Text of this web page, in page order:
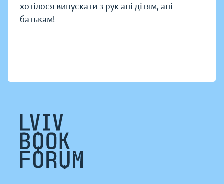
хотілося випускати з рук ані дітям, ані
батькам!